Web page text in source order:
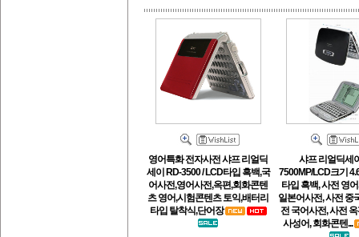
영어특화 전자사전 샤프 리얼딕
세이 RD-3500 / LCD타입 흑백,국
어사전,영어사전,옥편,회화콘텐
츠 영어,시험콘텐츠 토익,배터리
타입 탈착식,단어장
샤프 리얼딕세
7500MP/LCD크기
타입 흑백, 사전 영
일본어사전, 사전 중
전 국어사전, 사전
사성어, 회화콘텐...